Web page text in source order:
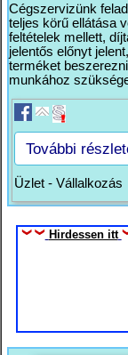
Cégszervizünk
teljes körű ellátása
feltételek mellett,
jelentős előnyt
terméket
munkához
További
Üzlet - Vállalkozás
Hirdessen itt